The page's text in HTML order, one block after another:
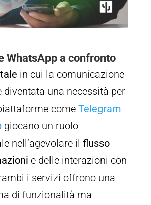
WhatsApp a confronto
in cui la comunicazione
diventata una necessità per
come Telegram
giocano un ruolo
nell’agevolare il flusso
e delle interazioni con
i servizi offrono una
di funzionalità ma